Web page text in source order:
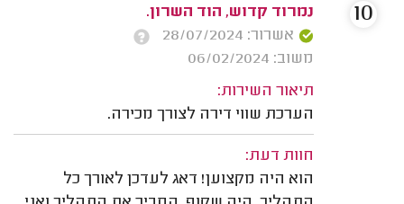
נמרוד קדוש, הוד השרון.
אשרור: 28/07/2024
משוב: 06/02/2024
תיאור השירות:
הערכת שווי דירה לצורך מכירה.
חוות דעת:
הוא היה מקצוען! דאג לעדכן לאורך כל
10